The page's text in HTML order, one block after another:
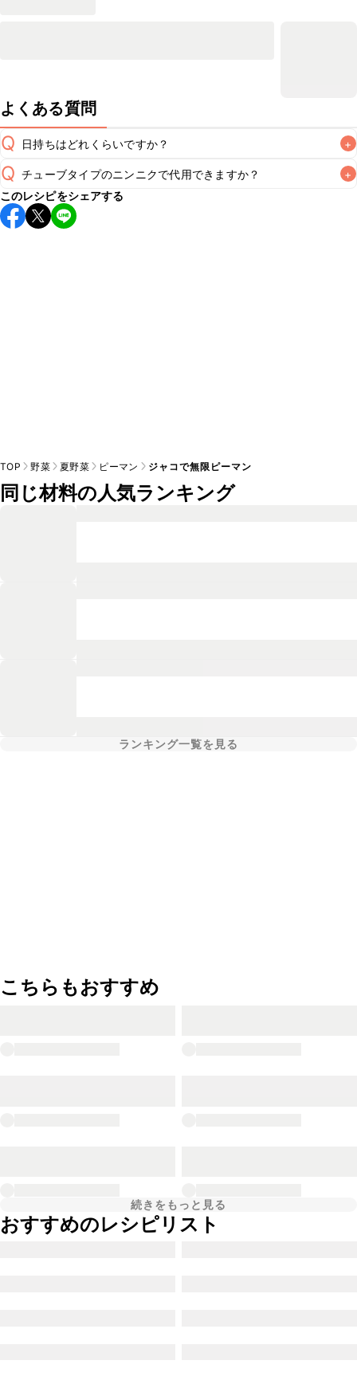
よくある質問
Q 日持ちはどれくらいですか？ +
A
保存期間は冷蔵で当日中が目安です。なるべくお早めにお召
し上がりください。
※日持ちは目安です。
Q チューブタイプのニンニクで代用できますか？ +
A
チューブタイプのニンニクを使用してもお作りいただけま
す。小さじ1/2を目安に加え、お好みの風味になるようご調節
このレシピをシェアする
TOP 野菜 夏野菜 ピーマン ジャコで無限ピーマン
同じ材料の人気ランキング
ランキング一覧を見る
こちらもおすすめ
続きをもっと見る
おすすめのレシピリスト